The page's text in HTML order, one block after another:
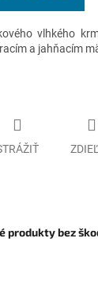
vlhkého
a jahňacím
produkty bez